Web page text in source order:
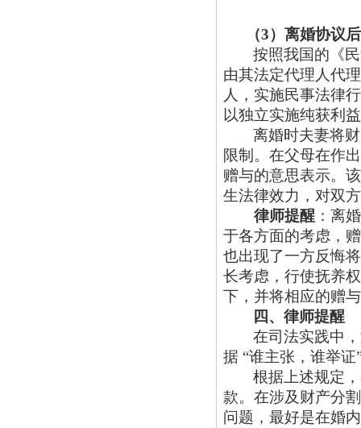
（3）离婚协议
按照我国的《
由其法定代理人代
人，实施民事法律
以独立实施纯获利
离婚时夫妻将
限制。在父母在作
赠与的意思表示。
生法律效力，对双
律师提醒：离
于各方面的考虑，
也出现了一方反悔
长考虑，行使抚养
下，并将相应的赠
四、律师提醒
在司法实践中
据“谁主张，谁举证
根据上述规定
款。在涉及财产分
问题，最好是在婚